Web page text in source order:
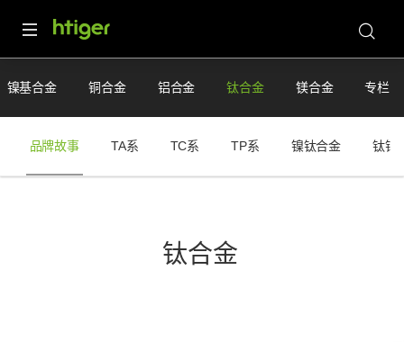
镍基合金 铜合金 铝合金 钛合金 镁合金 专栏
品牌故事 TA系 TC系 TP系 镍钛合金 钛铝
钛合金